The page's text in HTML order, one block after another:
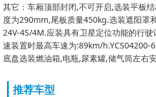
其它：车厢顶部封闭,不可开启,选装平板
度为290mm,尾板质量450kg.选装遮阳罩
24V-4S/4M.应装具有卫星定位功能的行
速装置时最高车速为:89km/h.YCS04200-
底盘选装燃油箱,电瓶,尿素罐,储气筒左右
推荐车型